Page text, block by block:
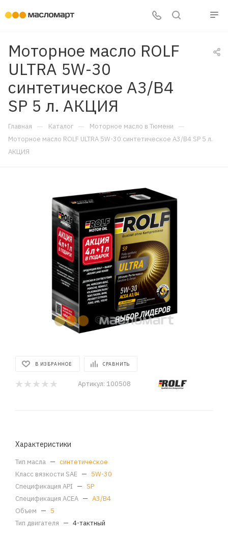
Моторное масло ROLF
ULTRA 5W-30
синтетическое A3/B4
SP 5 л. АКЦИЯ
Главная — Каталог — Моторное масло в Тюмени —
Моторное масло ROLF ULTRA 5W-30 синтетическое A3/B4 SP 5 л.
АКЦИЯ
В ИЗБРАННОЕ СРАВНИТЬ
Артикул: 100508
Характеристики
Тип масла — синтетическое
Класс вязкости SAE — 5W-30
Спецификация API — SP
Спецификация ACEA — A3/B4
Объем — 5
Тип двигателя — 4-тактный